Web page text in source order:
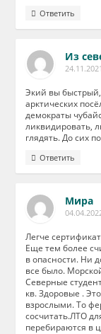
Ответить
Из
Экий вы
арктических
демократы
ликвидировать,
глядять. До сих
Ответить
Мира
Легче
Еще тем более
в опасности. Ни
все было.
Северные
кв. Здоровые .
взрослыми. То
сосчитать.ЛТО
перебираются в